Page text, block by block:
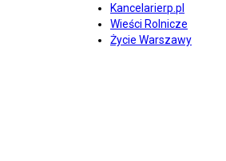
Kancelarierp.pl
Wieści Rolnicze
Życie Warszawy